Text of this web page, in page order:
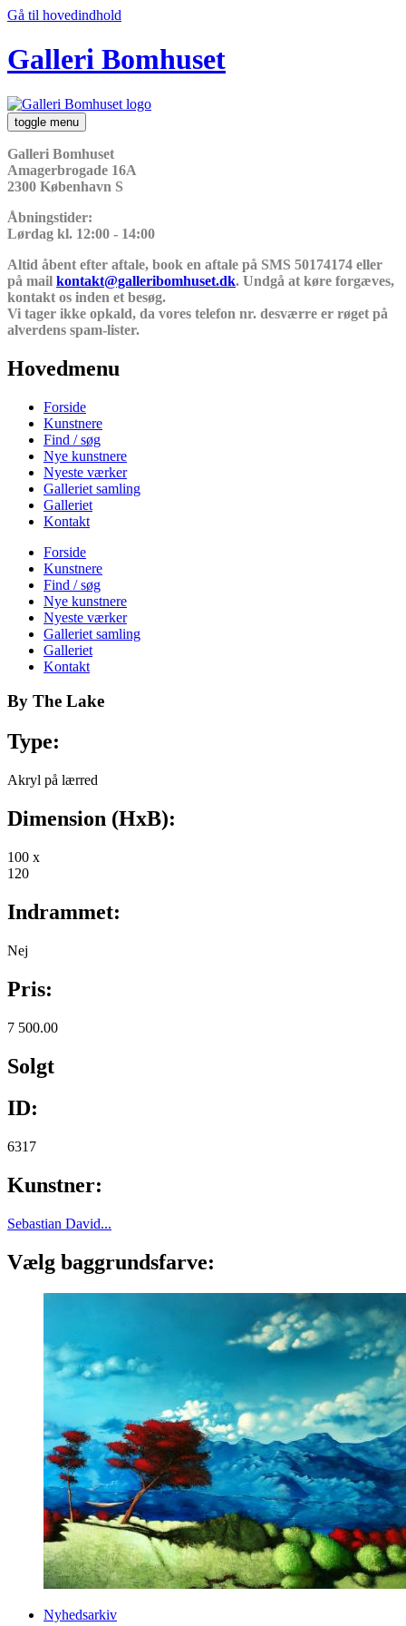
Gå til hovedindhold
Galleri Bomhuset
toggle menu
Galleri Bomhuset
Amagerbrogade 16A
2300 København S
Åbningstider:
Lørdag kl. 12:00 - 14:00
Altid åbent efter aftale, book en aftale på SMS 50174174 eller
på mail kontakt@galleribomhuset.dk. Undgå at køre forgæves,
kontakt os inden et besøg.
Vi tager ikke opkald, da vores telefon nr. desværre er røget på
alverdens spam-lister.
Hovedmenu
Forside
Kunstnere
Find / søg
Nye kunstnere
Nyeste værker
Galleriet samling
Galleriet
Kontakt
Forside
Kunstnere
Find / søg
Nye kunstnere
Nyeste værker
Galleriet samling
Galleriet
Kontakt
By The Lake
Type:
Akryl på lærred
Dimension (HxB):
100 x
120
Indrammet:
Nej
Pris:
7 500.00
Solgt
ID:
6317
Kunstner:
Sebastian David...
Vælg baggrundsfarve:
Nyhedsarkiv